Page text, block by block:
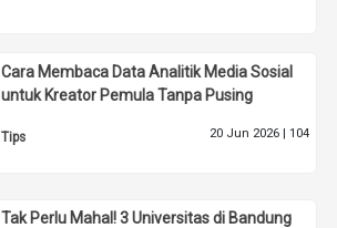
Cara Membaca Data Analitik Media Sosial
untuk Kreator Pemula Tanpa Pusing
Tips 20 Jun 2026 | 104
Tak Perlu Mahal! 3 Universitas di Bandung